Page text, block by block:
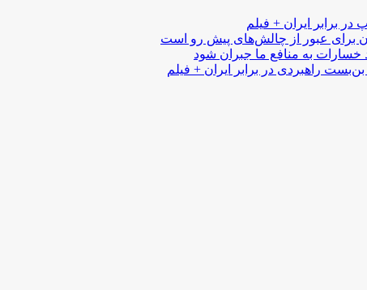
برابر ایران + فیلم
برای عبور از چالش‌های پیش رو است
خسارات به منافع ما جبران شود
راهبردی در برابر ایران + فیلم